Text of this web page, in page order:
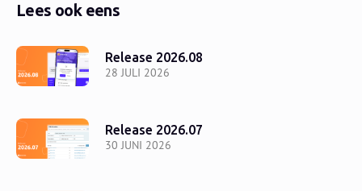
Lees ook eens
28 JULI 2026
Release 2026.08
30 JUNI 2026
Release 2026.07